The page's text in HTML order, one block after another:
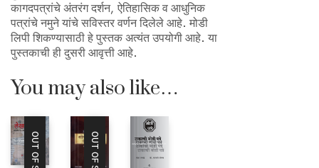
कागदपत्रांचे अंतरंग दर्शन, ऐतिहासिक व आधुनिक
पत्रांचे नमुने यांचे सविस्तर वर्णन दिलेले आहे. मोडी
लिपी शिकण्यासाठी हे पुस्तक अत्यंत उपयोगी आहे. या
पुस्तकाची ही दुसरी आवृत्ती आहे.
You may also like…